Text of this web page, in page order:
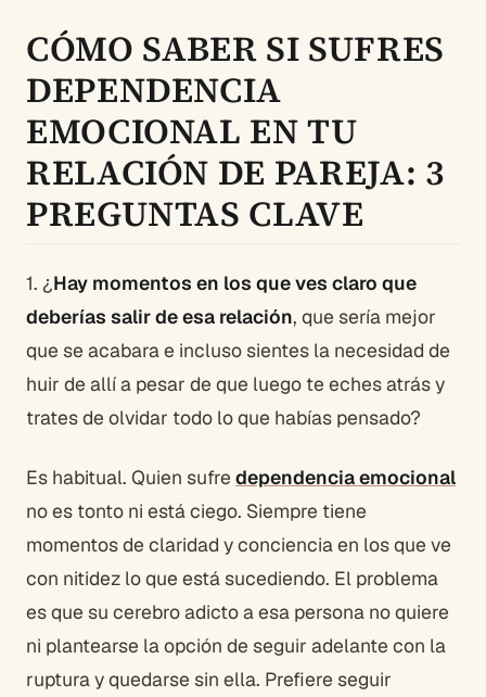
CÓMO SABER SI SUFRES
DEPENDENCIA
EMOCIONAL EN TU
RELACIÓN DE PAREJA: 3
PREGUNTAS CLAVE
1. ¿Hay momentos en los que ves claro que
deberías salir de esa relación, que sería mejor
que se acabara e incluso sientes la necesidad de
huir de allí a pesar de que luego te eches atrás y
trates de olvidar todo lo que habías pensado?
Es habitual. Quien sufre dependencia emocional
no es tonto ni está ciego. Siempre tiene
momentos de claridad y conciencia en los que ve
con nitidez lo que está sucediendo. El problema
es que su cerebro adicto a esa persona no quiere
ni plantearse la opción de seguir adelante con la
ruptura y quedarse sin ella. Prefiere seguir